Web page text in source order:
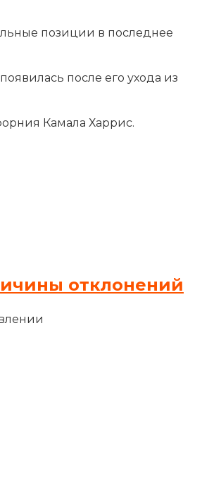
позиции в последнее
после его ухода из
Камала Харрис.
отклонений